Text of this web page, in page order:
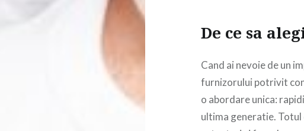
De ce sa
Cand ai nevoie de un
furnizorului potrivit
o abordare unica:
ultima generatie.